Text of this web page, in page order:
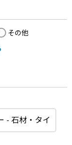
その他